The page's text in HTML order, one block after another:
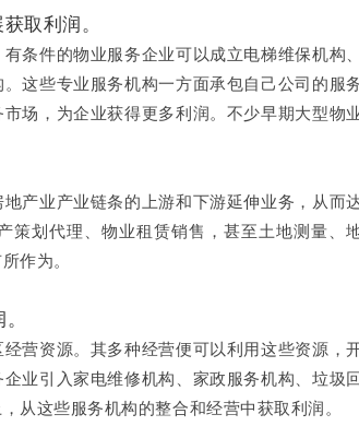
取利润。
件的物业服务企业可以成立电梯维保机构
这些专业服务机构一方面承包自己公司的服
场，为企业获得更多利润。不少早期大型物
业产业链条的上游和下游延伸业务，从而
策划代理、物业租赁销售，甚至土地测量、
作为。
资源。其多种经营便可以利用这些资源，
业引入家电维修机构、家政服务机构、垃圾
从这些服务机构的整合和经营中获取利润。